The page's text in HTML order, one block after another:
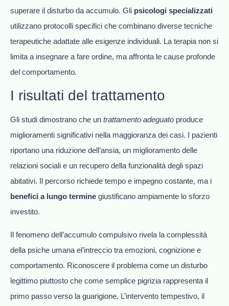
superare il disturbo da accumulo. Gli psicologi specializzati
utilizzano protocolli specifici che combinano diverse tecniche
terapeutiche adattate alle esigenze individuali. La terapia non si
limita a insegnare a fare ordine, ma affronta le cause profonde
del comportamento.
I risultati del trattamento
Gli studi dimostrano che un trattamento adeguato produce
miglioramenti significativi nella maggioranza dei casi. I pazienti
riportano una riduzione dell’ansia, un miglioramento delle
relazioni sociali e un recupero della funzionalità degli spazi
abitativi. Il percorso richiede tempo e impegno costante, ma i
benefici a lungo termine giustificano ampiamente lo sforzo
investito.
Il fenomeno dell’accumulo compulsivo rivela la complessità
della psiche umana el’intreccio tra emozioni, cognizione e
comportamento. Riconoscere il problema come un disturbo
legittimo piuttosto che come semplice pigrizia rappresenta il
primo passo verso la guarigione. L’intervento tempestivo, il